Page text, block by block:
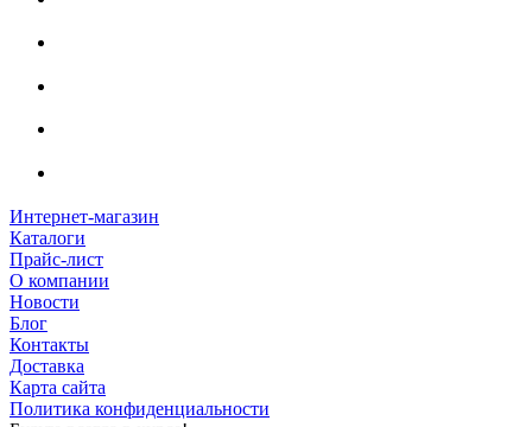
Интернет-магазин
Каталоги
Прайс-лист
О компании
Новости
Блог
Контакты
Доставка
Карта сайта
Политика конфиденциальности